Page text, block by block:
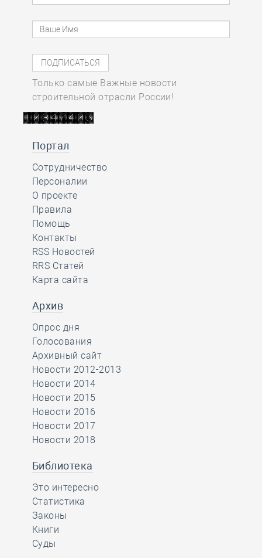
Только самые Важные новости
строительной отрасли России!
Портал
Сотрудничество
Персоналии
О проекте
Правила
Помощь
Контакты
RSS Новостей
RRS Статей
Карта сайта
Архив
Опрос дня
Голосования
Архивный сайт
Новости 2012-2013
Новости 2014
Новости 2015
Новости 2016
Новости 2017
Новости 2018
Библиотека
Это интересно
Статистика
Законы
Книги
Суды